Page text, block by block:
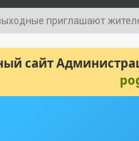
приглашают
сайт